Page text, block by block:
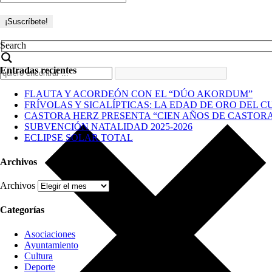
Search
Entradas recientes
FLAUTA Y ACORDEÓN CON EL “DÚO AKORDUM”
FRÍVOLAS Y SICALÍPTICAS: LA EDAD DE ORO DEL
CASTORA HERZ PRESENTA “CIEN AÑOS DE
SUBVENCIÓN NATALIDAD 2025-2026
ECLIPSE SOLAR TOTAL
Archivos
Archivos
Categorías
Asociaciones
Ayuntamiento
Cultura
Deporte